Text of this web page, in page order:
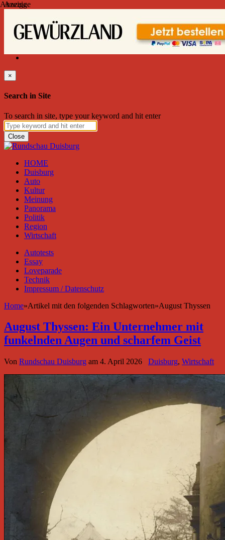
Donnerstag, August 06, 2026
Friend on Facebook Follow on Twitter Subscribe to RSS
×
Search in Site
To search in site, type your keyword and hit enter
Close
HOME
Duisburg
Auto
Kultur
Meinung
Panorama
Politik
Region
Wirtschaft
Autotests
Essay
Loveparade
Technik
Impressum / Datenschutz
Home»Artikel mit den folgenden Schlagworten»August Thyssen
August Thyssen: Ein Unternehmer mit
funkelnden Augen und scharfem Geist
Von Rundschau Duisburg am 4. April 2026 Duisburg, Wirtschaft
Anzeige
Anzeige